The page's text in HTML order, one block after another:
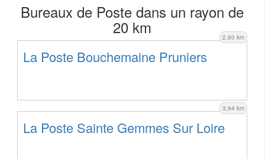
Bureaux de Poste dans un rayon de
20 km 2,60 km
La Poste Bouchemaine Pruniers
3,94 km
La Poste Sainte Gemmes Sur Loire